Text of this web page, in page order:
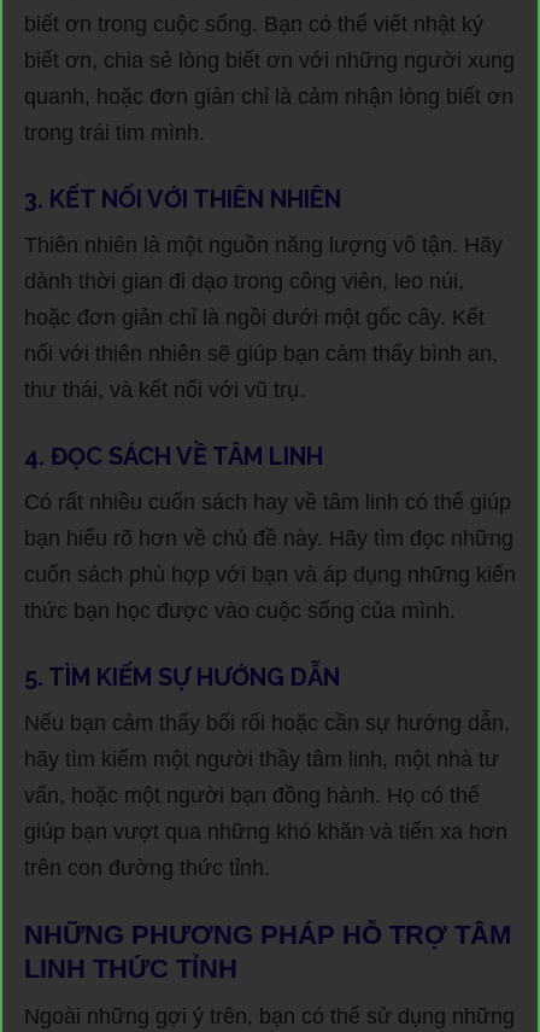
biết ơn trong cuộc sống. Bạn có thể viết nhật ký
biết ơn, chia sẻ lòng biết ơn với những người xung
quanh, hoặc đơn giản chỉ là cảm nhận lòng biết ơn
trong trái tim mình.
3. KẾT NỐI VỚI THIÊN NHIÊN
Thiên nhiên là một nguồn năng lượng vô tận. Hãy
dành thời gian đi dạo trong công viên, leo núi,
hoặc đơn giản chỉ là ngồi dưới một gốc cây. Kết
nối với thiên nhiên sẽ giúp bạn cảm thấy bình an,
thư thái, và kết nối với vũ trụ.
4. ĐỌC SÁCH VỀ TÂM LINH
Có rất nhiều cuốn sách hay về tâm linh có thể giúp
bạn hiểu rõ hơn về chủ đề này. Hãy tìm đọc những
cuốn sách phù hợp với bạn và áp dụng những kiến
thức bạn học được vào cuộc sống của mình.
5. TÌM KIẾM SỰ HƯỚNG DẪN
Nếu bạn cảm thấy bối rối hoặc cần sự hướng dẫn,
hãy tìm kiếm một người thầy tâm linh, một nhà tư
vấn, hoặc một người bạn đồng hành. Họ có thể
giúp bạn vượt qua những khó khăn và tiến xa hơn
trên con đường thức tỉnh.
NHỮNG PHƯƠNG PHÁP HỖ TRỢ TÂM
LINH THỨC TỈNH
Ngoài những gợi ý trên, bạn có thể sử dụng những